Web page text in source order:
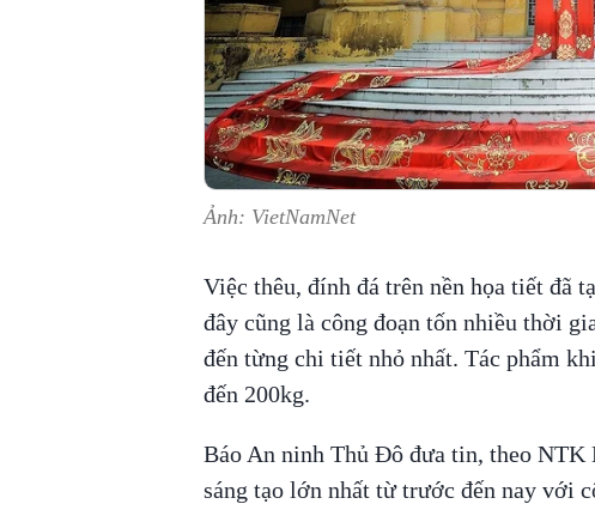
Ảnh: VietNamNet
Việc thêu, đính đá trên nền họa tiết đã
đây cũng là công đoạn tốn nhiều thời
đến từng chi tiết nhỏ nhất. Tác phẩm
đến 200kg.
Báo An ninh Thủ Đô đưa tin, theo NTK
sáng tạo lớn nhất từ trước đến nay với